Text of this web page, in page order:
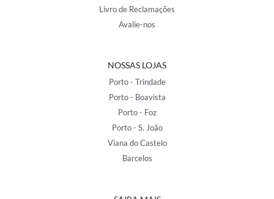
Livro de Reclamações
Avalie-nos
NOSSAS LOJAS
Porto - Trindade
Porto - Boavista
Porto - Foz
Porto - S. João
Viana do Castelo
Barcelos